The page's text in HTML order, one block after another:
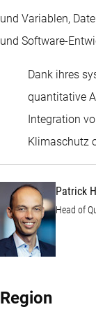
und Variablen,
und Software-
Dank ihres
quantitative
Integration
Klimaschutz
Patrick
Head of
Region